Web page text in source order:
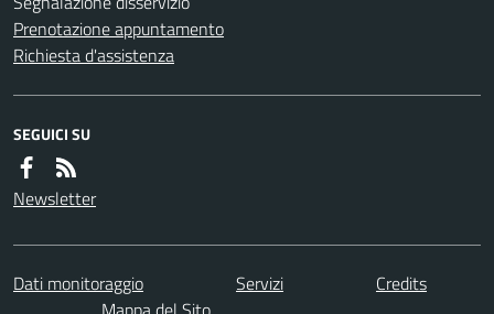
Prenotazione appuntamento
Richiesta d'assistenza
SEGUICI SU
Newsletter
Dati monitoraggio Servizi
Credits